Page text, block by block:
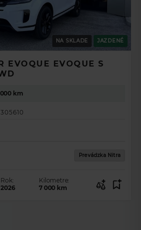
NA SKLADE JAZDENÉ
EVOQUE EVOQUE S
km
Prevádzka Nitra
Rok:
2026
Kilometre:
7 000 km